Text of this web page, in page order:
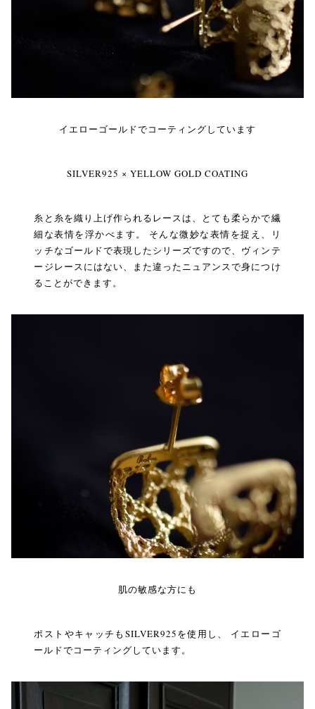
イエローゴールドでコーティングしています
SILVER925 × YELLOW GOLD COATING
糸と糸を織り上げ作られるレースは、とても柔らかで繊
細な表情を浮かべます。 そんな微妙な表情を捉え、リ
ッチなゴールドで表現したシリーズですので、ヴィンテ
ージレースにはない、また違ったニュアンスで身につけ
ることができます。
肌の敏感な方にも
ポストやキャッチもSILVER925を使用し、 イエローゴ
ールドでコーティングしています。